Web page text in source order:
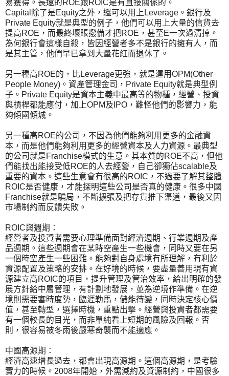
易獲得。長遠的ROE跟ROIC是有直接關係的。
Capital除了是Equity之外，還可以用上Leverage。銀行及
Private Equity就是典型的例子，他們可以用上大量的信貨去
提高ROE，而最終壞賬撥備才把ROE，甚至E一次過清掉。
為何銀行會這樣自殺，皆因經營者多不是銀行的擁有人，而
是其主管，他們早已拿到大量花紅而退休了。
另一種高ROE的，比Leverage更強，就是運用OPM(Other
People Money)。資產管理金司，Private Equity就是典型例
子。Private Equity是資本主義中最高等的物種，經營、投資
與槓桿都能應付，加上OPM及IPO，難怪他們的影響力，能
夠傾國傾城。
另一種高ROE的公司，不因為他們能夠利用更多的金融資
本，而是他們能夠利用更多的經營資本及人力資源。最典型
的公司就是Franchise模式的生意。其本質的ROE不高，但他
們能找出能接受低ROE的人去經營，自己卻獨佔scalable及
重要的資本。這些生意會有很高的ROIC，不過要了解其整體
ROIC是否健康，才能探明這些公司是否真的健康。很多中國
Franchise就是騙局，不斷擴張及把存貨推下渠道，最後又因
市場制約而反饋失敗。
ROIC與週期：
經營者及投資者需要心理準備面對經濟週期、行業週期及產
品週期。這些週期會在某時空產生一些機會，同時又要在另
一個時空產生一些困難。能夠對自身處境有所理解，有利於
資源配置及策略的安排。在好境的時候，要盡量善用現有資
源建立高ROIC的項目，提升管理及管治效率，給出明確的發
展方針給中層管理，有計劃地發展，並為逆境作準備。在逆
境則需要審時度勢，臨涯勒馬，儲能待變，同時決定核心價
值，甚至轉型，選擇時機，重點出擊。經營與投資者都需要
有一個較長的目光，而非單純看上短期的風險及回報。否
則，很容易被冬雨後嚴寒奇襲而不能適應。
中國高源期：
經濟高速增長過去，都會出現高源期。這個高源期，是考驗
實力的時候。2008年開始，外需減約及資源制約，中國很多